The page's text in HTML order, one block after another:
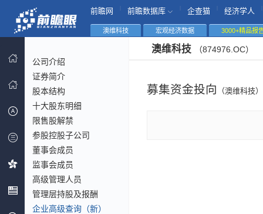
前瞻网 前瞻数据库 企查猫 经济学人
澳维科技 宏观经济数据 3000+精品报
公司介绍
证券简介
股本结构
十大股东明细
限售股解禁
参股控股子公司
董事会成员
监事会成员
高级管理人员
管理层持股及报酬
企业高级查询（新）
澳维科技 （874976.OC）
募集资金投向 （澳维科技）